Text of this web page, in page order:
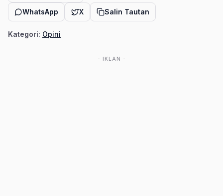
WhatsApp X Salin Tautan
Kategori: Opini
- IKLAN -